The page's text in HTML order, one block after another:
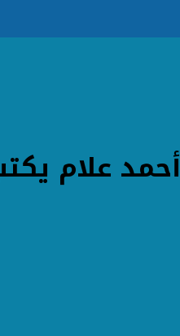
أحمد علام